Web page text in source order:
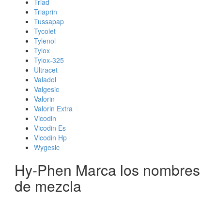
Triad
Triaprin
Tussapap
Tycolet
Tylenol
Tylox
Tylox-325
Ultracet
Valadol
Valgesic
Valorin
Valorin Extra
Vicodin
Vicodin Es
Vicodin Hp
Wygesic
Hy-Phen Marca los nombres
de mezcla